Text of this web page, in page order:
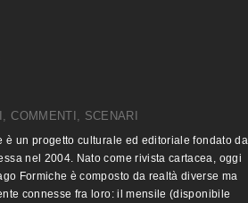
COMMENTI, SCENARI
è un progetto culturale ed editoriale fondato da
nel 2004. Nato come rivista cartacea, oggi
Formiche è composto da realtà diverse ma
connesse fra loro: il mensile (disponibile